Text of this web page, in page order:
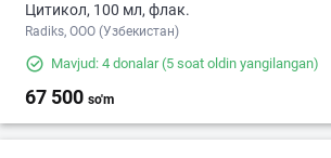
Цитикол, 100 мл, флак.
Radiks, ООО (Узбекистан)
Mavjud: 4 donalar(5 soat oldin yangilangan)
67 500 so'm